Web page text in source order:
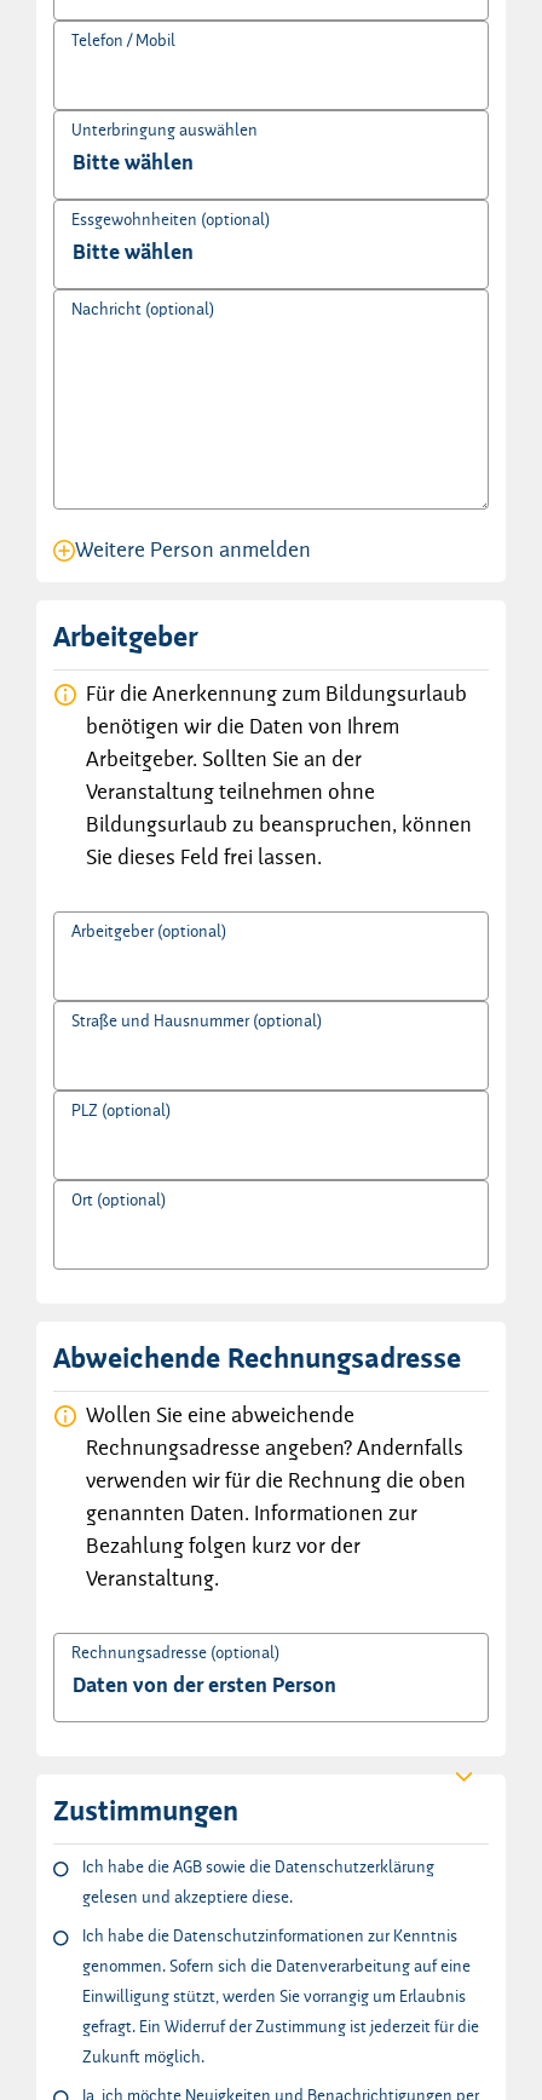
Telefon / Mobil
Unterbringung auswählen
Essgewohnheiten (optional)
Nachricht (optional)
Anmeldung für eine Person angelegt.
Weitere Person anmelden
Arbeitgeber
Für die Anerkennung zum Bildungsurlaub
benötigen wir die Daten von Ihrem
Arbeitgeber. Sollten Sie an der
Veranstaltung teilnehmen ohne
Bildungsurlaub zu beanspruchen, können
Sie dieses Feld frei lassen.
Arbeitgeber (optional)
Straße und Hausnummer (optional)
PLZ (optional)
Ort (optional)
Abweichende Rechnungsadresse
Wollen Sie eine abweichende
Rechnungsadresse angeben? Andernfalls
verwenden wir für die Rechnung die oben
genannten Daten. Informationen zur
Bezahlung folgen kurz vor der
Veranstaltung.
Rechnungsadresse (optional)
Zustimmungen
Ich habe die AGB sowie die Datenschutzerklärung
gelesen und akzeptiere diese.
Ich habe die Datenschutzinformationen zur Kenntnis
genommen. Sofern sich die Datenverarbeitung auf eine
Einwilligung stützt, werden Sie vorrangig um Erlaubnis
gefragt. Ein Widerruf der Zustimmung ist jederzeit für die
Zukunft möglich.
Ja, ich möchte Neuigkeiten und Benachrichtigungen per